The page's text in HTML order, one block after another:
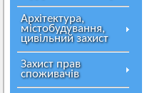
Архітектура,
містобудування,
цивільний захист
Захист прав
споживачів